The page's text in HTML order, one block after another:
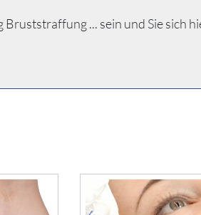
... sein und Sie sich